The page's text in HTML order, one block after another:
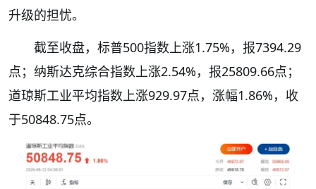
升级的担忧。
截至收盘，标普500指数上涨1.75%，报7394.29
点；纳斯达克综合指数上涨2.54%，报25809.66点；
道琼斯工业平均指数上涨929.97点，涨幅1.86%，收
于50848.75点。